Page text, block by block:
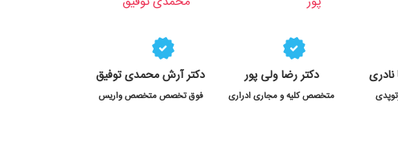
نادری دکتر رضا ولی پور
متخصص کلیه و مجاری ادراری
دکتر آرش محمدی توفیق
فوق تخصص متخصص واریس